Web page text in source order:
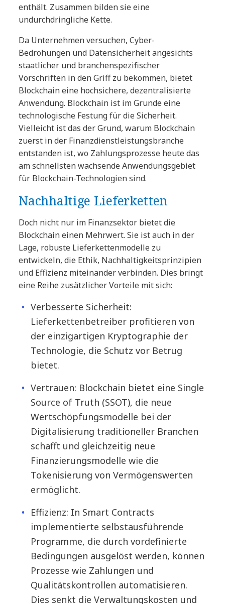
enthält. Zusammen bilden sie eine
undurchdringliche Kette.
Da Unternehmen versuchen, Cyber-
Bedrohungen und Datensicherheit angesichts
staatlicher und branchenspezifischer
Vorschriften in den Griff zu bekommen, bietet
Blockchain eine hochsichere, dezentralisierte
Anwendung. Blockchain ist im Grunde eine
technologische Festung für die Sicherheit.
Vielleicht ist das der Grund, warum Blockchain
zuerst in der Finanzdienstleistungsbranche
entstanden ist, wo Zahlungsprozesse heute das
am schnellsten wachsende Anwendungsgebiet
für Blockchain-Technologien sind.
Nachhaltige Lieferketten
Doch nicht nur im Finanzsektor bietet die
Blockchain einen Mehrwert. Sie ist auch in der
Lage, robuste Lieferkettenmodelle zu
entwickeln, die Ethik, Nachhaltigkeitsprinzipien
und Effizienz miteinander verbinden. Dies bringt
eine Reihe zusätzlicher Vorteile mit sich:
Verbesserte Sicherheit:
Lieferkettenbetreiber profitieren von
der einzigartigen Kryptographie der
Technologie, die Schutz vor Betrug
bietet.
Vertrauen: Blockchain bietet eine Single
Source of Truth (SSOT), die neue
Wertschöpfungsmodelle bei der
Digitalisierung traditioneller Branchen
schafft und gleichzeitig neue
Finanzierungsmodelle wie die
Tokenisierung von Vermögenswerten
ermöglicht.
Effizienz: In Smart Contracts
implementierte selbstausführende
Programme, die durch vordefinierte
Bedingungen ausgelöst werden, können
Prozesse wie Zahlungen und
Qualitätskontrollen automatisieren.
Dies senkt die Verwaltungskosten und